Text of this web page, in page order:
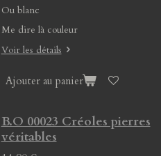
Ou blanc
Me dire là couleur
Voir les détails
Ajouter au panier
B.O 00023 Créoles pierres
véritables